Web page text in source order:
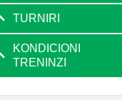
TURNIRI
KONDICIONI
TRENINZI